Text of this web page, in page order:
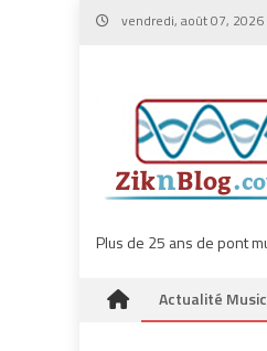
Skip
vendredi, août 07, 2026
Plus de 25 ans de pont
Actualité